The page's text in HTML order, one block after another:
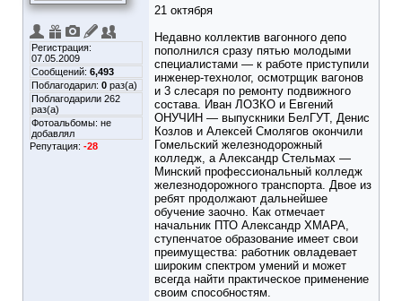
Регистрация:
07.05.2009
Сообщений: 6,493
Поблагодарил: 0 раз(а)
Поблагодарили 262
раз(а)
Фотоальбомы: не
добавлял
Репутация: -28
21 октября
Недавно коллектив вагонного депо
пополнился сразу пятью молодыми
специалистами — к работе приступили
инженер-технолог, осмотрщик вагонов
и 3 слесаря по ремонту подвижного
состава. Иван ЛОЗКО и Евгений
ОНУЧИН — выпускники БелГУТ, Денис
Козлов и Алексей Смолягов окончили
Гомельский железнодорожный
колледж, а Александр Стельмах —
Минский профессиональный колледж
железнодорожного транспорта. Двое из
ребят продолжают дальнейшее
обучение заочно. Как отмечает
начальник ПТО Александр ХМАРА,
ступенчатое образование имеет свои
преимущества: работник овладевает
широким спектром умений и может
всегда найти практическое применение
своим способностям.